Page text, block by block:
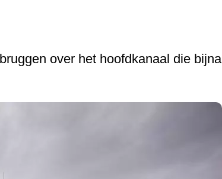
over het hoofdkanaal die bijna